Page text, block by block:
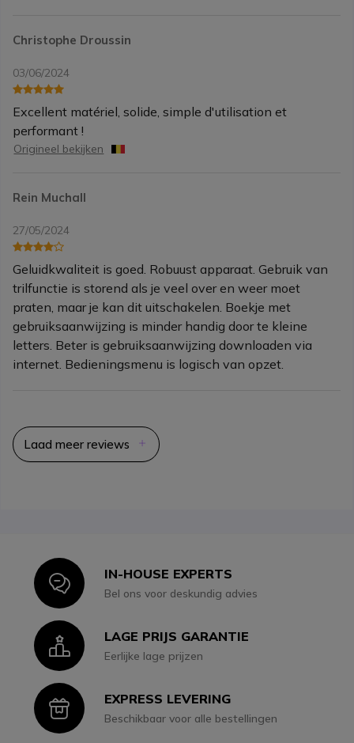
Christophe Droussin
03/06/2024
Excellent matériel, solide, simple d'utilisation et
performant !
Origineel bekijken
Rein Muchall
27/05/2024
Geluidkwaliteit is goed. Robuust apparaat. Gebruik van
trilfunctie is storend als je veel over en weer moet
praten, maar je kan dit uitschakelen. Boekje met
gebruiksaanwijzing is minder handig door te kleine
letters. Beter is gebruiksaanwijzing downloaden via
internet. Bedieningsmenu is logisch van opzet.
Laad meer reviews
IconIN-HOUSE EXPERTS
Bel ons voor deskundig advies
IconLAGE PRIJS GARANTIE
Eerlijke lage prijzen
IconEXPRESS LEVERING
Beschikbaar voor alle bestellingen